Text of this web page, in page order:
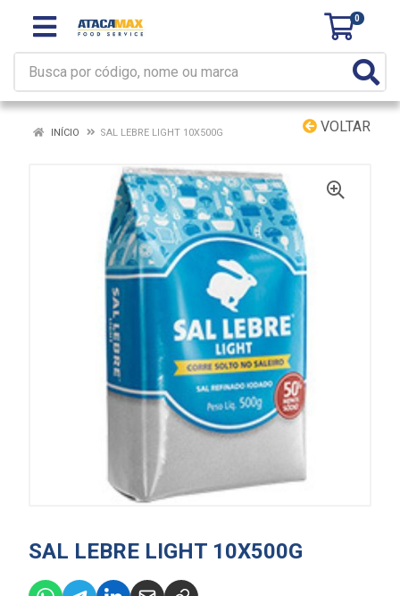
0
VOLTAR
INÍCIO SAL LEBRE LIGHT 10X500G
SAL LEBRE LIGHT 10X500G